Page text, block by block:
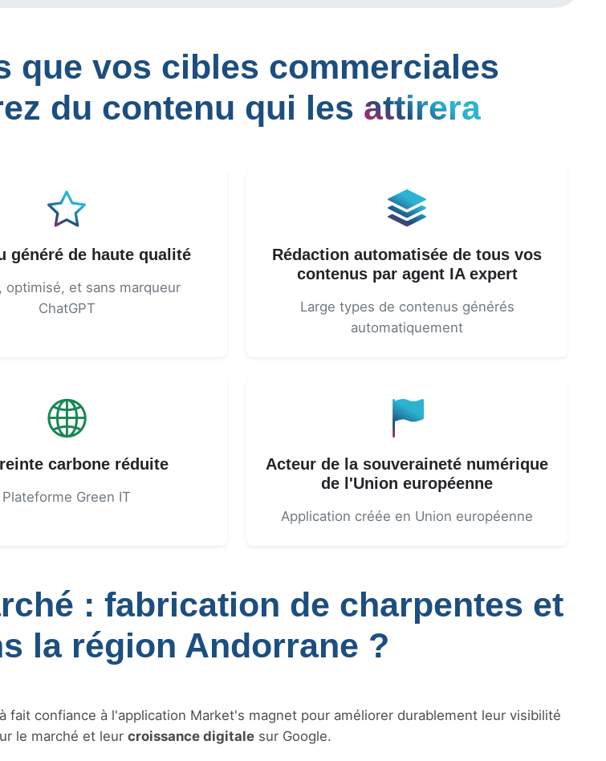
que vos cibles commerciales
du contenu qui les attirera
généré de haute qualité
optimisé, et sans marqueur
ChatGPT
Rédaction automatisée de tous vos
contenus par agent IA expert
Large types de contenus générés
automatiquement
carbone réduite
Plateforme Green IT
Acteur de la souveraineté numérique
de l'Union européenne
Application créée en Union européenne
: fabrication de charpentes et
la région Andorrane ?
confiance à l'application Market's magnet pour améliorer durablement leur visibilité
le marché et leur croissance digitale sur Google.